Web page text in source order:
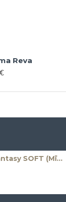
Reva
Matracis Fantasy SOFT (Mīksts matracis)